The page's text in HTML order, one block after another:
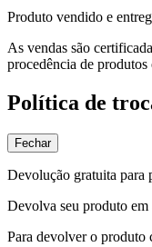
Produto vendido e
As vendas são
procedência de produtos
Política de
Fechar
Devolução gratuita para
Devolva seu produto em
Para devolver o produto